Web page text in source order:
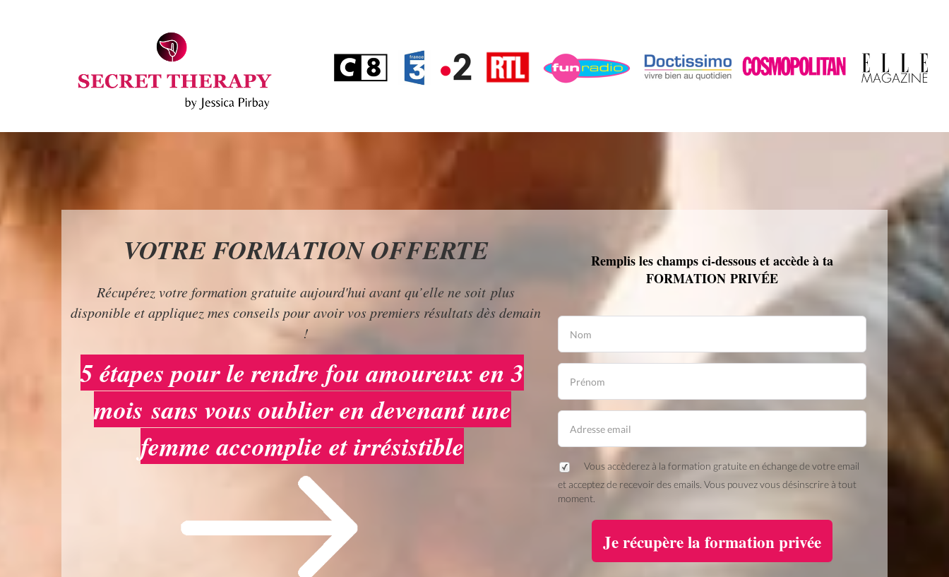
VOTRE FORMATION OFFERTE
Récupérez votre formation gratuite aujourd'hui avant qu’elle ne soit plus
disponible et appliquez mes conseils pour avoir vos premiers résultats dès demain
!
5 étapes pour le rendre fou amoureux en 3
mois sans vous oublier en devenant une
femme accomplie et irrésistible
Remplis les champs ci-dessous et accède à ta
FORMATION PRIVÉE
Vous accèderez à la formation gratuite en échange de votre email
et acceptez de recevoir des emails. Vous pouvez vous désinscrire à tout
moment.
Je récupère la formation privée